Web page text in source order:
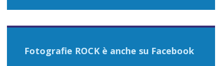
Fotografie ROCK è anche su Facebook